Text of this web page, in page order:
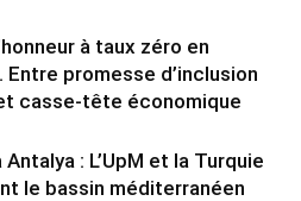
à taux zéro en
Entre promesse d’inclusion
casse-tête économique
Antalya : L’UpM et la Turquie
le bassin méditerranéen